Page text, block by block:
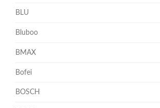
BLU
Bluboo
BMAX
Bofei
BOSCH